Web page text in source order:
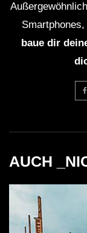
baue dir
AUCH